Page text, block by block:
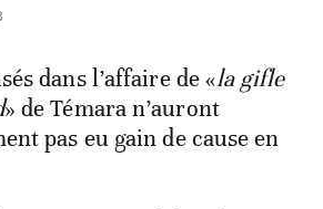
dans l’affaire de «la gifle
» de Témara n’auront
pas eu gain de cause en